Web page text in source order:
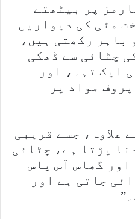
پر بیٹھتے
مٹی کی دیواریں
باہر رکھتی ہیں،
چٹائی سے ڈھکی
ایک تہہ، اور
مواد پر
علاوہ، جسے قریبی
پڑتا ہے، چٹائی
گھاس آس پاس
جاتی ہے اور